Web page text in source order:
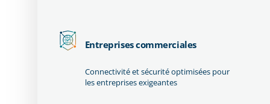
Entreprises commerciales
Connectivité et sécurité optimisées pour
les entreprises exigeantes